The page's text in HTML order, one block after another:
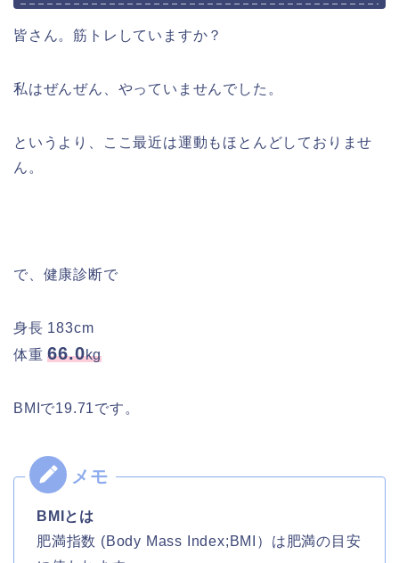
皆さん。筋トレしていますか？
私はぜんぜん、やっていませんでした。
というより、ここ最近は運動もほとんどしておりませ
ん。
で、健康診断で
身長 183cm
体重66.0kg
BMIで19.71です。
BMIとは
肥満指数 (Body Mass Index;BMI）は肥満の目安